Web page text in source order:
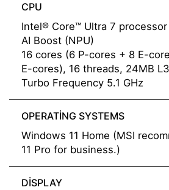
CPU
Intel® Core™ Ultra 7
AI Boost (NPU)
16 cores (6 P-cores + 8 E-
E-cores), 16 threads, 24MB
Turbo Frequency 5.1 GHz
OPERATING SYSTEMS
Windows 11 Home (MSI
11 Pro for business.)
DISPLAY